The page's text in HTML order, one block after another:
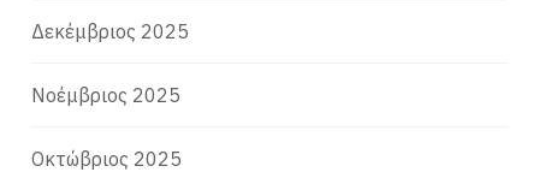
Δεκέμβριος 2025
Νοέμβριος 2025
Οκτώβριος 2025